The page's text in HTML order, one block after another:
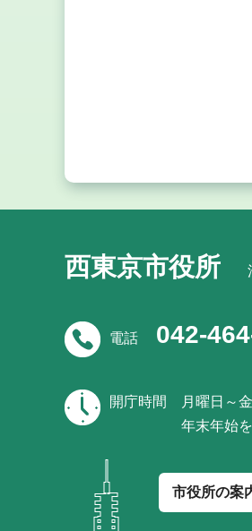
西東京市役所
電話 042-
開庁時間
月曜日～
年末年始
市役所の案